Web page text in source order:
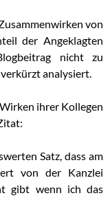
von
der Angeklagten
nicht zu
analysiert.
ihrer Kollegen
Satz, dass am
von der Kanzlei
gibt wenn ich das